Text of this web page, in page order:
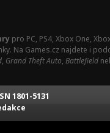
pro PC, PS4, Xbox One,
Na Games.cz najdete i
, Grand Theft Auto, Battlefield
1801-5131